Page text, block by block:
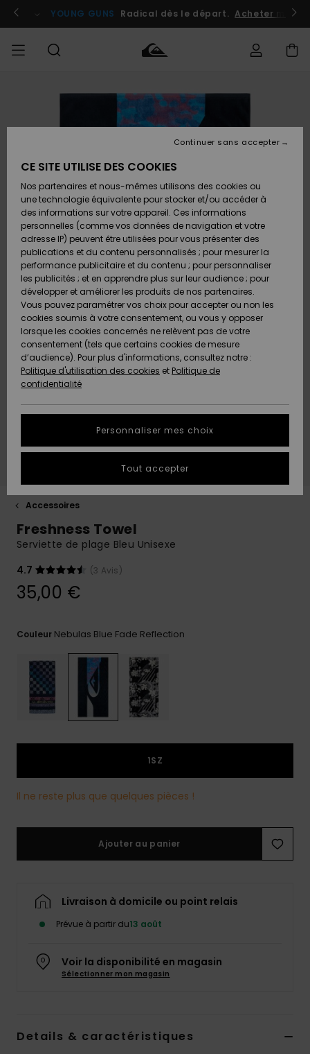
l'information
le
Se connecter / s'inscrire
YOUNG GUNS Radical dès le départ. Acheter
Vêtements
Chaussures
& Tongs
Surf
Snow
Nouveautés
A
Découvrir
Vêtements
Chaussures
& Tongs
Surf
Snow
Nouveautés
A
Découvrir
FEMME
Shop
A
Découvrir
Snow
SURF
Surf
Shop
Homme
Surf
Shop
Enfant
Highlights
Communauté
SNOW
Snow
Shop
Homme
Snow
Shop
Enfant
Snow
Shop
Femme
A
Découvrir
Communauté
OUTLET
Outlet
Homme
Enfant
Outlet
Femme
AIDE &
CONTACT
Accéder à
commande
Retours
Paiement
Carte
Cadeau
Quiksilver
Freedom
Protection
des
tailles
obtenir la
réponse la
plus rapide
à votre
question.
Trouvez
des
réponses
questions
les plus
fréquentes
Consulter
la FAQ
MAGASINS
QUIKSILVER
Accessoires
Freshness Towel
Serviette de plage Bleu Unisexe
4.7
(3 Avis)
35,00 €
Couleur Nebulas Blue Fade Reflection
1SZ
Il ne reste plus que quelques pièces !
Ajouter au panier
Livraison à domicile ou point relais
Prévue à partir du13 août
Voir la disponibilité en magasin
Sélectionner mon magasin
Details & caractéristiques
CE SITE UTILISE DES COOKIES
Nos partenaires et nous-mêmes utilisons des cookies ou
une technologie équivalente pour stocker et/ou accéder à
des informations sur votre appareil. Ces informations
personnelles (comme vos données de navigation et votre
adresse IP) peuvent être utilisées pour vous présenter des
publications et du contenu personnalisés ; pour mesurer la
performance publicitaire et du contenu ; pour personnaliser
les publicités ; et en apprendre plus sur leur audience ; pour
développer et améliorer les produits de nos partenaires.
Vous pouvez paramétrer vos choix pour accepter ou non les
cookies soumis à votre consentement, ou vous y opposer
lorsque les cookies concernés ne relèvent pas de votre
consentement (tels que certains cookies de mesure
d’audience). Pour plus d'informations, consultez notre :
Politique d'utilisation des cookies et Politique de
confidentialité
Personnaliser mes choix
Continuer sans accepter
Tout accepter